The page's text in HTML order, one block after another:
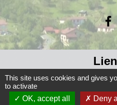
Grand Périgueux
SMD3
This site uses cookies and gives
to activate
OK, accept all
Deny